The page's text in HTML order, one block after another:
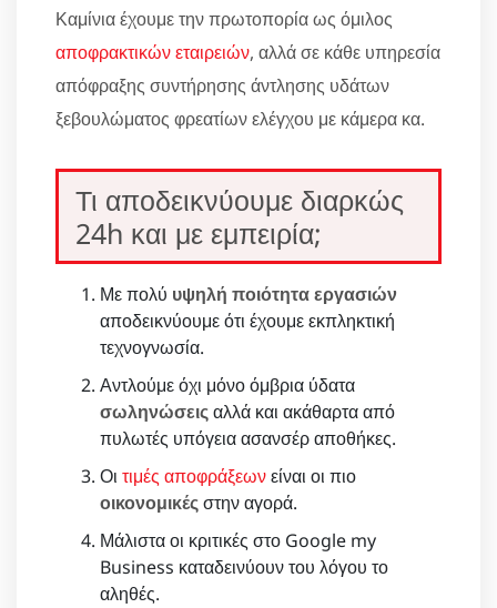
Καμίνια έχουμε την πρωτοπορία ως όμιλος
αποφρακτικών εταιρειών, αλλά σε κάθε υπηρεσία
απόφραξης συντήρησης άντλησης υδάτων
ξεβουλώματος φρεατίων ελέγχου με κάμερα κα.
Τι αποδεικνύουμε διαρκώς
24h και με εμπειρία;
Με πολύ υψηλή ποιότητα εργασιών
αποδεικνύουμε ότι έχουμε εκπληκτική
τεχνογνωσία.
Αντλούμε όχι μόνο όμβρια ύδατα
σωληνώσειςαλλά και ακάθαρτα από
πυλωτές υπόγεια ασανσέρ αποθήκες.
Οι τιμές αποφράξεωνείναι οι πιο
οικονομικέςστην αγορά.
Μάλιστα οι κριτικές στο Google my
Business καταδεινύουν του λόγου το
αληθές.